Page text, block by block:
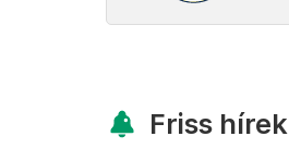
Friss hírek